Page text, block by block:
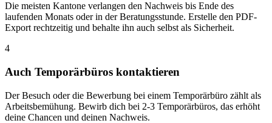
Die meisten Kantone verlangen den Nachweis bis Ende des
laufenden Monats oder in der Beratungsstunde. Erstelle den PDF-
Export rechtzeitig und behalte ihn auch selbst als Sicherheit.
4
Auch Temporärbüros kontaktieren
Der Besuch oder die Bewerbung bei einem Temporärbüro zählt als
Arbeitsbemühung. Bewirb dich bei 2-3 Temporärbüros, das erhöht
deine Chancen und deinen Nachweis.